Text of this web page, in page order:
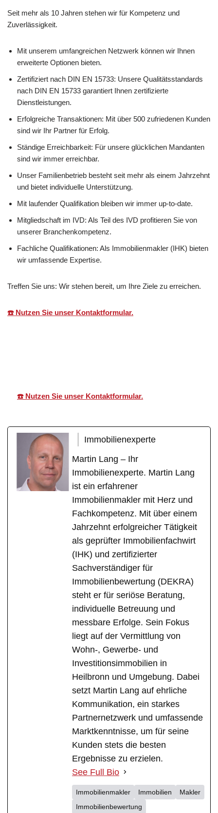
Seit mehr als 10 Jahren stehen wir für Kompetenz und
Zuverlässigkeit.
Mit unserem umfangreichen Netzwerk können wir Ihnen
erweiterte Optionen bieten.
Zertifiziert nach DIN EN 15733: Unsere Qualitätsstandards
nach DIN EN 15733 garantiert Ihnen zertifizierte
Dienstleistungen.
Erfolgreiche Transaktionen: Mit über 500 zufriedenen Kunden
sind wir Ihr Partner für Erfolg.
Ständige Erreichbarkeit: Für unsere glücklichen Mandanten
sind wir immer erreichbar.
Unser Familienbetrieb besteht seit mehr als einem Jahrzehnt
und bietet individuelle Unterstützung.
Mit laufender Qualifikation bleiben wir immer up-to-date.
Mitgliedschaft im IVD: Als Teil des IVD profitieren Sie von
unserer Branchenkompetenz.
Fachliche Qualifikationen: Als Immobilienmakler (IHK) bieten
wir umfassende Expertise.
Treffen Sie uns: Wir stehen bereit, um Ihre Ziele zu erreichen.
☎️ Nutzen Sie unser Kontaktformular.
☎️ Nutzen Sie unser Kontaktformular.
Immobilienexperte
Martin Lang – Ihr
Immobilienexperte. Martin Lang
ist ein erfahrener
Immobilienmakler mit Herz und
Fachkompetenz. Mit über einem
Jahrzehnt erfolgreicher Tätigkeit
als geprüfter Immobilienfachwirt
(IHK) und zertifizierter
Sachverständiger für
Immobilienbewertung (DEKRA)
steht er für seriöse Beratung,
individuelle Betreuung und
messbare Erfolge. Sein Fokus
liegt auf der Vermittlung von
Wohn-, Gewerbe- und
Investitionsimmobilien in
Heilbronn und Umgebung. Dabei
setzt Martin Lang auf ehrliche
Kommunikation, ein starkes
Partnernetzwerk und umfassende
Marktkenntnisse, um für seine
Kunden stets die besten
Ergebnisse zu erzielen.
See Full Bio
Immobilienmakler Immobilien
Makler
Immobilienbewertung